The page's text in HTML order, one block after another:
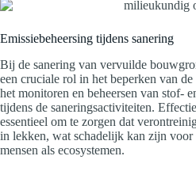
Emissiebeheersing tijdens sanering
Bij de sanering van vervuilde
een cruciale rol in het beperken van
het monitoren en beheersen van stof-
tijdens de saneringsactiviteiten.
essentieel om te zorgen dat
in lekken, wat schadelijk kan zijn voor
mensen als ecosystemen.